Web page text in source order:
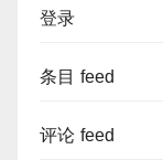
登录
条目 feed
评论 feed